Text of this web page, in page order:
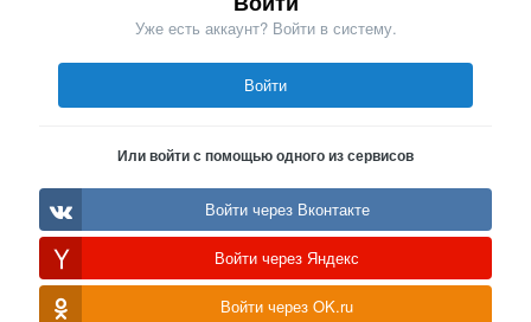
Уже есть аккаунт? Войти в систему.
Войти
Или войти с помощью одного из сервисов
Войти через Вконтакте
Войти через Яндекс
Войти через OK.ru